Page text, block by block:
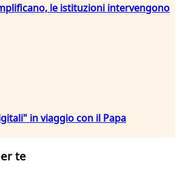
le istituzioni intervengono
in viaggio con il Papa
te